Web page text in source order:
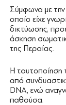
Σύμφωνα με την
οποίο είχε
δικτύωσης,
άσκηση
της Περαίας.
Η ταυτοποίηση
από
DNA, ενώ
παθούσα.